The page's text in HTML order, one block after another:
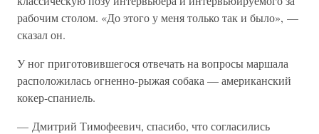
рабочим столом. «До этого у меня только так и было», —
сказал он.
У ног приготовившегося отвечать на вопросы маршала
расположилась огненно-рыжая собака — американский
кокер-спаниель.
— Дмитрий Тимофеевич, спасибо, что согласились